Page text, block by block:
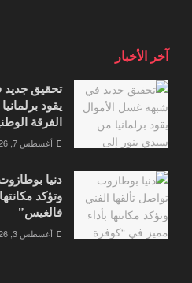
آخر الأخبار
تحقيق
يقود
الفرقة
أغسطس 7, 2026
دنيا
وتؤكد
فالغيس”
أغسطس 3, 2026